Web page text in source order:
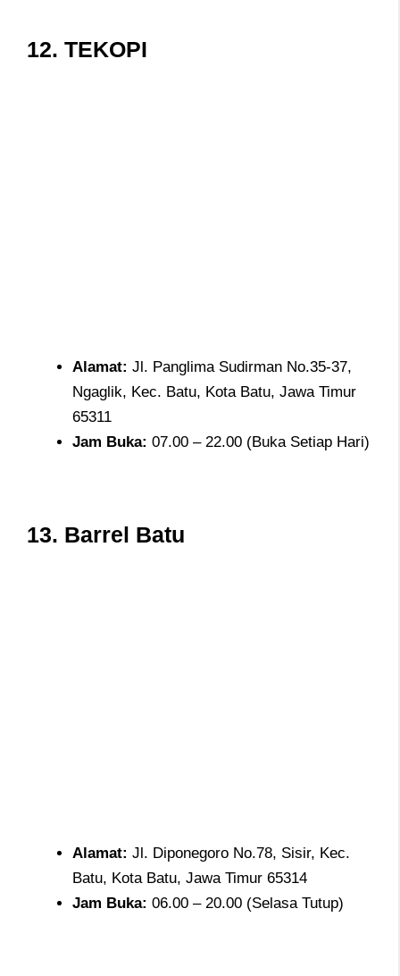
12. TEKOPI
Alamat: Jl. Panglima Sudirman No.35-37,
Ngaglik, Kec. Batu, Kota Batu, Jawa Timur
65311
Jam Buka: 07.00 – 22.00 (Buka Setiap Hari)
13. Barrel Batu
Alamat: Jl. Diponegoro No.78, Sisir, Kec.
Batu, Kota Batu, Jawa Timur 65314
Jam Buka: 06.00 – 20.00 (Selasa Tutup)